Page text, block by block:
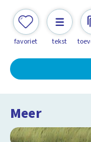
favoriet tekst
Meer